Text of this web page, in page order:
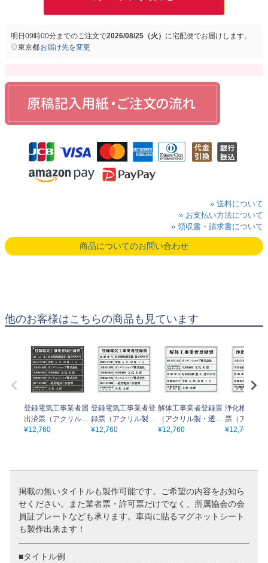
明日09時00分までのご注文で2026/08/25（火） に宅配便でお届けします。
東京都お届け先を変更
» 送料について
» お支払い方法について
» 領収書・請求書について
商品についてのお問い合わせ
他のお客様はこちらの商品も見ています
登録電気工事業者届
出済票（アクリル
製・マットブラッ
おしゃれな許可票プ
¥12,760
登録電気工事業者登
録票（アクリル製・
透明マット）法令規
な許可票プレート
¥12,760
解体工事業者登録票
（アクリル製・透明
マット）法令規定サ
票プレート
¥12,760
浄化槽工事
票（アクリ
明マット）
可票プレート
¥12,760
掲載の無いタイトルも製作可能です。ご希望の内容をお知ら
せください。また業者票・許可票だけでなく、所属協会の会
員証プレートなども承ります。車両に貼るマグネットシート
も製作出来ます！
■タイトル例